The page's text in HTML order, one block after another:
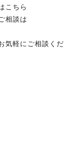
こちら
相談は
気軽にご相談くだ